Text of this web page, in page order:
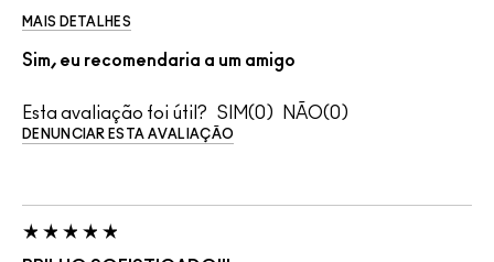
MAIS DETALHES
Sim, eu recomendaria a um amigo
Esta avaliação foi útil? 0 0
DENUNCIAR ESTA AVALIAÇÃO